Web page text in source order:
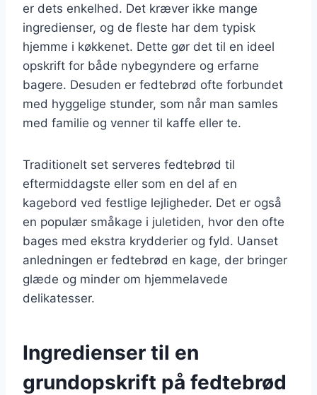
er dets enkelhed. Det kræver ikke mange
ingredienser, og de fleste har dem typisk
hjemme i køkkenet. Dette gør det til en ideel
opskrift for både nybegyndere og erfarne
bagere. Desuden er fedtebrød ofte forbundet
med hyggelige stunder, som når man samles
med familie og venner til kaffe eller te.
Traditionelt set serveres fedtebrød til
eftermiddagste eller som en del af en
kagebord ved festlige lejligheder. Det er også
en populær småkage i juletiden, hvor den ofte
bages med ekstra krydderier og fyld. Uanset
anledningen er fedtebrød en kage, der bringer
glæde og minder om hjemmelavede
delikatesser.
Ingredienser til en
grundopskrift på fedtebrød